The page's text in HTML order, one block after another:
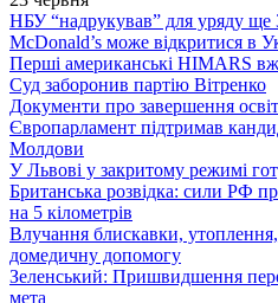
НБУ “надрукував” для уряду ще
McDonald’s може відкритися в
Перші американські HIMARS
Суд заборонив партію Вітренко
Документи про завершення
Європарламент підтримав
Молдови
У Львові у закритому режимі
Британська розвідка: сили РФ
на 5 кілометрів
Влучання блискавки, утоплення,
домедичну допомогу
Зеленський: Пришвидшення
мета